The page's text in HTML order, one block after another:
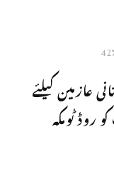
عازمین کیلئے
روڈ ٹومکہ